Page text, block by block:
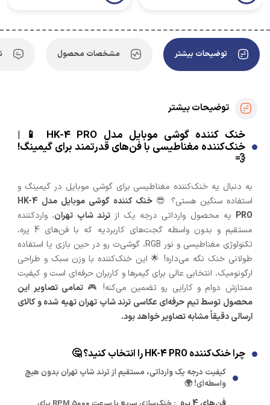
توضیحات بیشتر مشخصات محصول
توضیحات بیشتر
خنک کننده گوشی موبایل مدل HK-4 PRO 📱 |
خنک‌کننده مغناطیسی با فن‌های قدرتمند برای گیمینگ!
💨
به دنبال یه خنک‌کننده مغناطیسی برای گوشی موبایل در گیمینگ و
استفاده سنگین هستی؟ 😎
خنک کننده گوشی موبایل مدل HK-4
PRO یه محصول وارداتی درجه یک ازترند شاپ تهران، واردکننده
مستقیم و بدون واسطه گجت‌های کاربردیه که با فن‌های 4 پره،
تکنولوژی مغناطیسی و نور RGB، گوشی‌ت رو در حین بازی یا استفاده
طولانی خنک نگه می‌داره! 🌟 این خنک‌کننده با وزن سبک و طراحی
ارگونومیک، انتخابی عالی برای گیمرها و کاربران حرفه‌ای است و کیفیت
ممتازش دوام و کارایی رو تضمین می‌کنه! 🎮تمامی تصاویر این
محصول توسط تیم حرفه‌ای عکاسی ترند شاپ تهران تهیه شده و کالای
ارسالی دقیقاً مشابه تصاویر خواهد بود.
چرا خنک‌کننده HK-4 PRO را انتخاب کنید؟ 🤔
کیفیت درجه یک وارداتی، مستقیم از ترند شاپ تهران بدون هیچ
واسطه‌ای! 🌍